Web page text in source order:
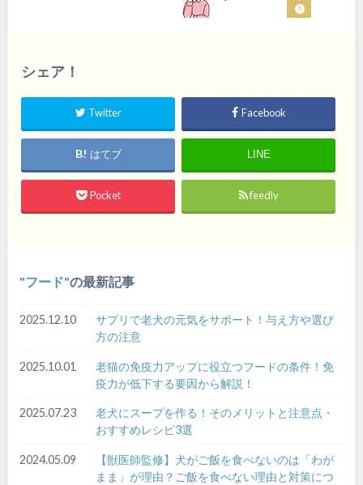
シェア！
Twitter Facebook
はてブ LINE
Pocket feedly
フード の最新記事
2025.12.10
サプリで老犬の元気をサポート！与え方や選び
方の注意
2025.10.01
老猫の免疫力アップに役立つフードの条件！免
疫力が低下する要因から解説！
2025.07.23
老犬にスープを作る！そのメリットと注意点・
おすすめレシピ3選
2024.05.09
【獣医師監修】犬がご飯を食べないのは「わが
まま」が理由？ご飯を食べない理由と対策につ